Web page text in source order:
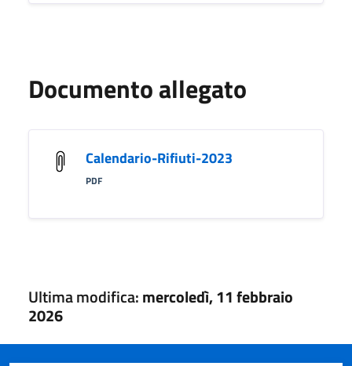
Documento allegato
Calendario-Rifiuti-2023
PDF
Ultima modifica:mercoledì, 11 febbraio
2026